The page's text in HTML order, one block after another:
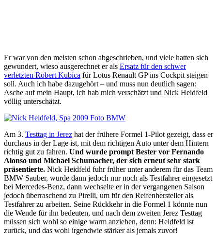
Er war von den meisten schon abgeschrieben, und viele hatten sich
gewundert, wieso ausgerechnet er als Ersatz für den schwer
verletzten Robert Kubica für Lotus Renault GP ins Cockpit steigen
soll. Auch ich habe dazugehört – und muss nun deutlich sagen:
Asche auf mein Haupt, ich hab mich verschätzt und Nick Heidfeld
völlig unterschätzt.
Am 3. Testtag in Jerez hat der frühere Formel 1-Pilot gezeigt, dass er
durchaus in der Lage ist, mit dem richtigen Auto unter dem Hintern
richtig gut zu fahren. Und wurde prompt Bester vor Fernando
Alonso und Michael Schumacher, der sich erneut sehr stark
präsentierte. Nick Heidfeld fuhr früher unter anderem für das Team
BMW Sauber, wurde dann jedoch nur noch als Testfahrer eingesetzt
bei Mercedes-Benz, dann wechselte er in der vergangenen Saison
jedoch überraschend zu Pirelli, um für den Reifenhersteller als
Testfahrer zu arbeiten. Seine Rückkehr in die Formel 1 könnte nun
die Wende für ihn bedeuten, und nach dem zweiten Jerez Testtag
müssen sich wohl so einige warm anziehen, denn: Heidfeld ist
zurück, und das wohl irgendwie stärker als jemals zuvor!